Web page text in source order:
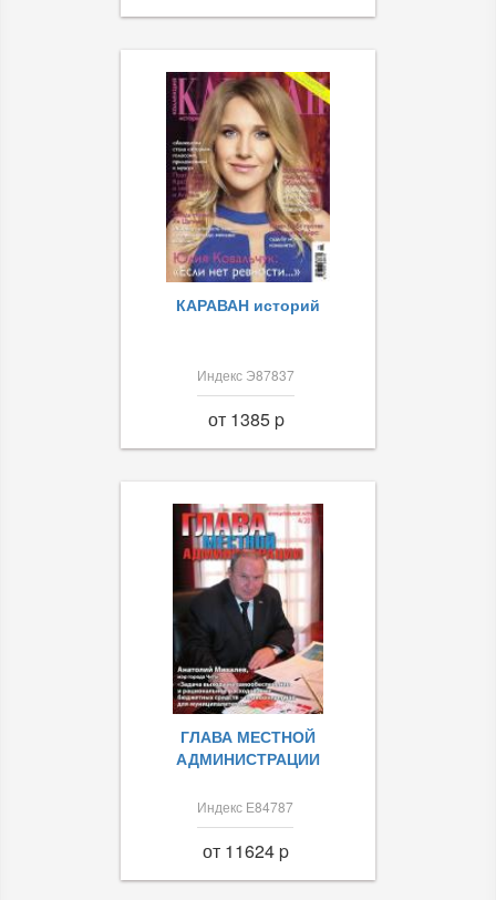
КАРАВАН историй
Индекс Э87837
от 1385 p
ГЛАВА МЕСТНОЙ
АДМИНИСТРАЦИИ
Индекс Е84787
от 11624 p